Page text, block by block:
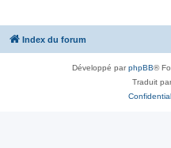
Index du forum
Développé parphpBB®
Traduit